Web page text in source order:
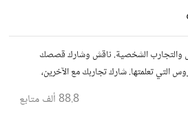
والتجارب الشخصية. ناقش وشارك قصصك
التي تعلمتها. شارك تجاربك مع الآخرين،
88.8 ألف متابع